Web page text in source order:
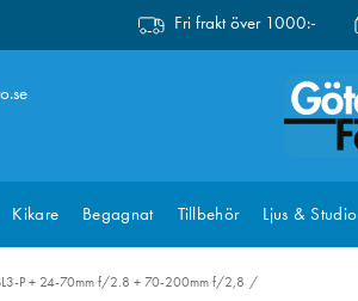
Fri frakt över 1000:-
Kikare Begagnat Tillbehör Ljus & Studio
P + 24-70mm f/2.8 + 70-200mm f/2,8